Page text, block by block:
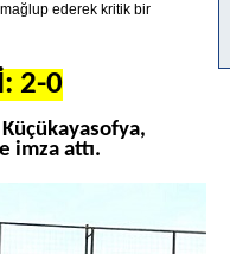
ederek kritik bir
2-0
imza attı.